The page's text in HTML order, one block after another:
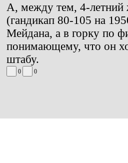
А, между тем, 4-летний
(гандикап 80-105 на
Мейдана, а в горку по
понимающему, что он
штабу.
0 0